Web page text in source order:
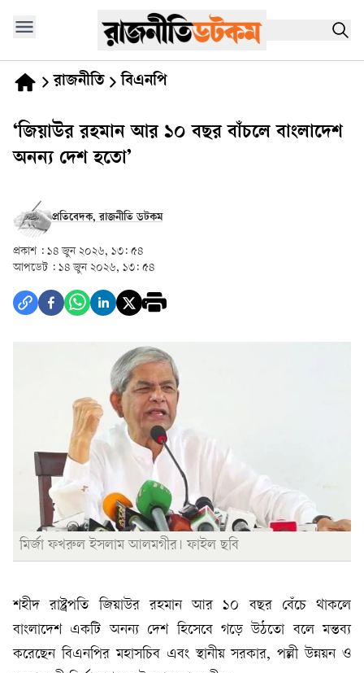
রাজনীতি বিএনপি
‘জিয়াউর রহমান আর ১০ বছর বাঁচলে বাংলাদেশ
অনন্য দেশ হতো’
প্রতিবেদক, রাজনীতি ডটকম
প্রকাশ : ১৪ জুন ২০২৬, ১৩: ৫৪
আপডেট : ১৪ জুন ২০২৬, ১৩: ৫৪
মির্জা ফখরুল ইসলাম আলমগীর। ফাইল ছবি
শহীদ রাষ্ট্রপতি জিয়াউর রহমান আর ১০ বছর বেঁচে থাকলে
বাংলাদেশ একটি অনন্য দেশ হিসেবে গড়ে উঠতো বলে মন্তব্য
করেছেন বিএনপির মহাসচিব এবং স্থানীয় সরকার, পল্লী উন্নয়ন ও